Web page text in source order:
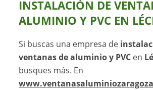
INSTALACIÓN DE
ALUMINIO Y PVC EN
Si buscas una empresa de
ventanas de aluminio y PVC en
busques más. En